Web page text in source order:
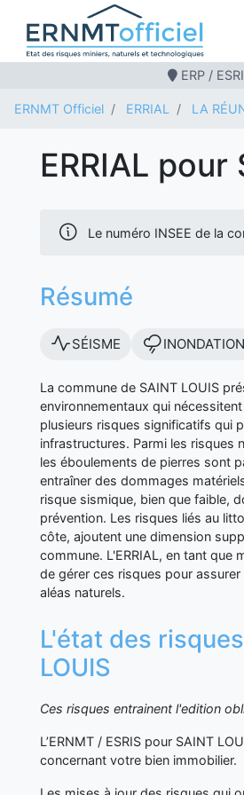
ERP /
ERNMT Officiel ERRIAL LA
ERRIAL pour
Le numéro INSEE de la
Résumé
SÉISME INONDATION
La commune de SAINT LOUIS
environnementaux qui
plusieurs risques significatifs qui
infrastructures. Parmi les risques
les éboulements de pierres sont
entraîner des dommages
risque sismique, bien que faible,
prévention. Les risques liés au
côte, ajoutent une dimension
commune. L'ERRIAL, en tant
de gérer ces risques pour
aléas naturels.
L'état des
LOUIS
Ces risques entrainent l'edition
L’ERNMT / ESRIS pour SAINT
concernant votre bien immobilier.